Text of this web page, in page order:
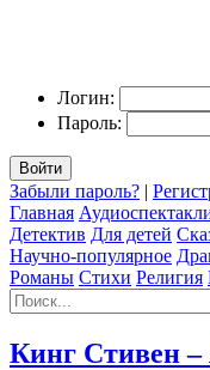
Логин:
Пароль:
Войти
Забыли пароль? |
Главная
Детектив Для детей
Научно-популярное
Романы Стихи Религия
Кинг Стивен